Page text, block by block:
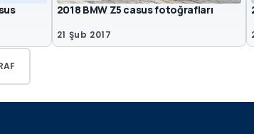
2018 BMW Z5 casus fotoğrafları
21 Şub 2017